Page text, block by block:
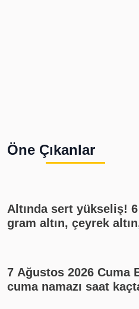
Öne Çıkanlar
Altında sert yükseliş! 6 Ağustos Perşembe
gram altın, çeyrek
7 Ağustos 2026 Cuma
cuma namazı saat